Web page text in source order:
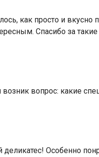
как просто и вкусно
Спасибо за
вопрос: какие
деликатес! Особенно